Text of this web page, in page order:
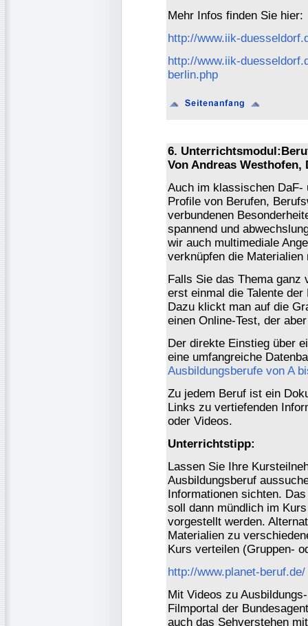
Mehr Infos finden Sie hier:
http://www.iik-
http://www.iik-
berlin.php
6.
Von Andreas Westhofen,
Auch im klassischen DaF-
Profile von Berufen,
verbundenen
spannend und
wir auch multimediale
verknüpfen die
Falls Sie das Thema ganz
erst einmal die Talente
Dazu klickt man auf die
einen Online-Test, der
Der direkte Einstieg über
eine umfangreiche
Ausbildungsberufe von A
Zu jedem Beruf ist ein
Links zu vertiefenden
oder Videos.
Unterrichtstipp:
Lassen Sie Ihre
Ausbildungsberuf
Informationen sichten.
soll dann mündlich im
vorgestellt werden.
Materialien zu
Kurs verteilen (Gruppen-
http://www.planet-beruf.de/
Mit Videos zu
Filmportal der
auch das Sehverstehen